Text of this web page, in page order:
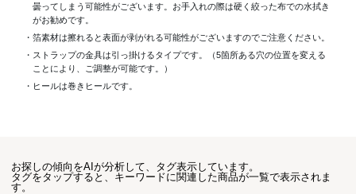
曇ってしまう可能性がございます。お手入れの際は硬く絞った布での水拭き
がお勧めです。
・箔素材は擦れると表面が剥がれる可能性がございますのでご注意ください。
・ストラップの金具は引っ掛けるタイプです。（5箇所ある穴の位置を変える
ことにより、ご調整が可能です。）
・ヒールは巻きヒールです。
お探しの傾向をAIが分析して、タグ表示しています。
タグをタップすると、キーワードに関連した商品が一覧で表示されま
す。